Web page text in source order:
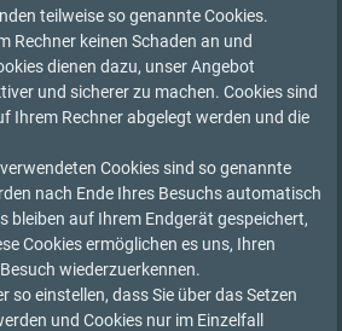
teilweise so genannte Cookies.
Rechner keinen Schaden an und
dienen dazu, unser Angebot
und sicherer zu machen. Cookies sind
Ihrem Rechner abgelegt werden und die
Cookies sind so genannte
nach Ende Ihres Besuchs automatisch
bleiben auf Ihrem Endgerät gespeichert,
Cookies ermöglichen es uns, Ihren
wiederzuerkennen.
so einstellen, dass Sie über das Setzen
und Cookies nur im Einzelfall